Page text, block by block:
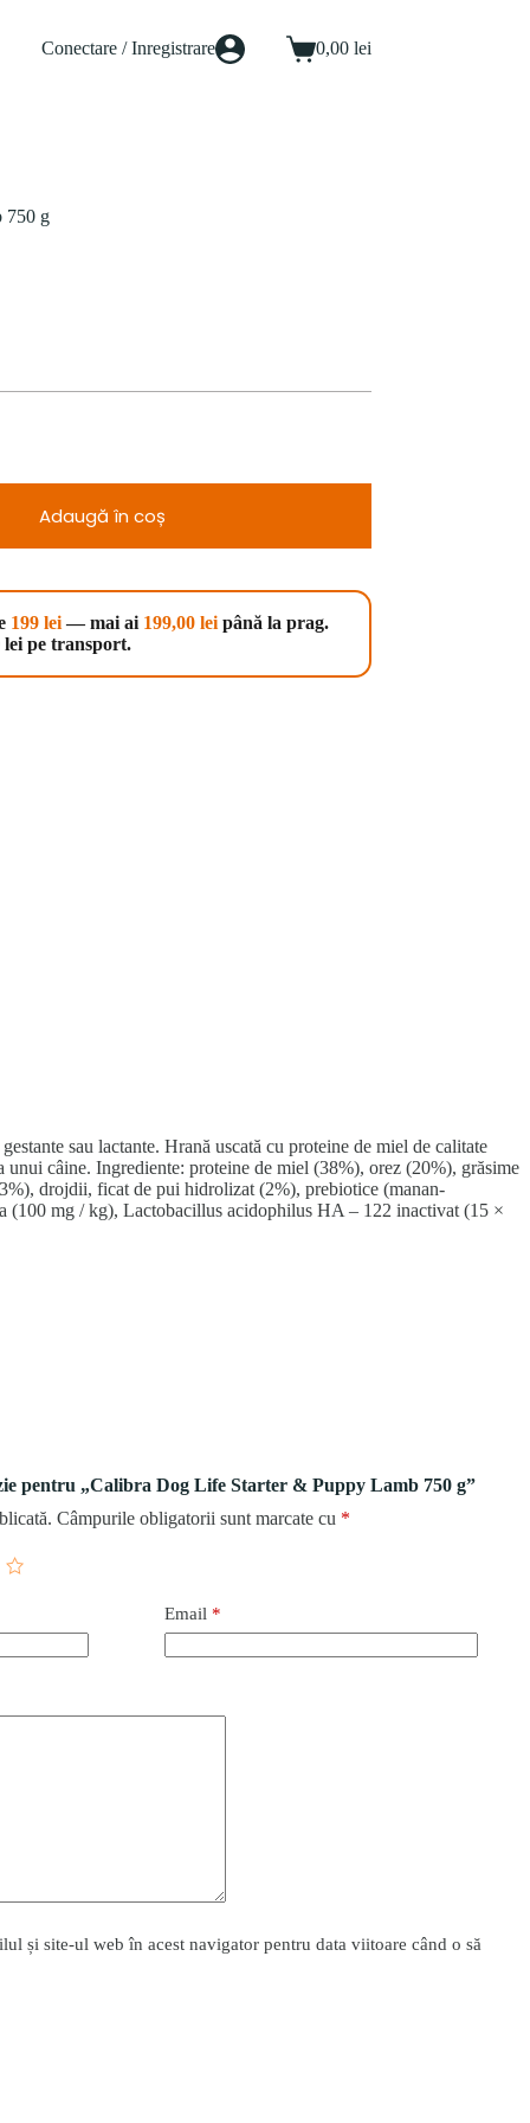
Conectare / Inregistrare
Coș0,00 lei
750 g
Adaugă în coș
199 lei— mai ai 199,00 leipână la prag.
lei pe transport.
sau lactante. Hrană uscată cu proteine de miel de calitate
unui câine. Ingrediente: proteine de miel (38%), orez (20%), grăsime
drojdii, ficat de pui hidrolizat (2%), prebiotice (manan-
(100 mg / kg), Lactobacillus acidophilus HA – 122 inactivat (15 ×
pentru „Calibra Dog Life Starter & Puppy Lamb 750 g”
Câmpurile obligatorii sunt marcate cu *
Email *
și site-ul web în acest navigator pentru data viitoare când o să